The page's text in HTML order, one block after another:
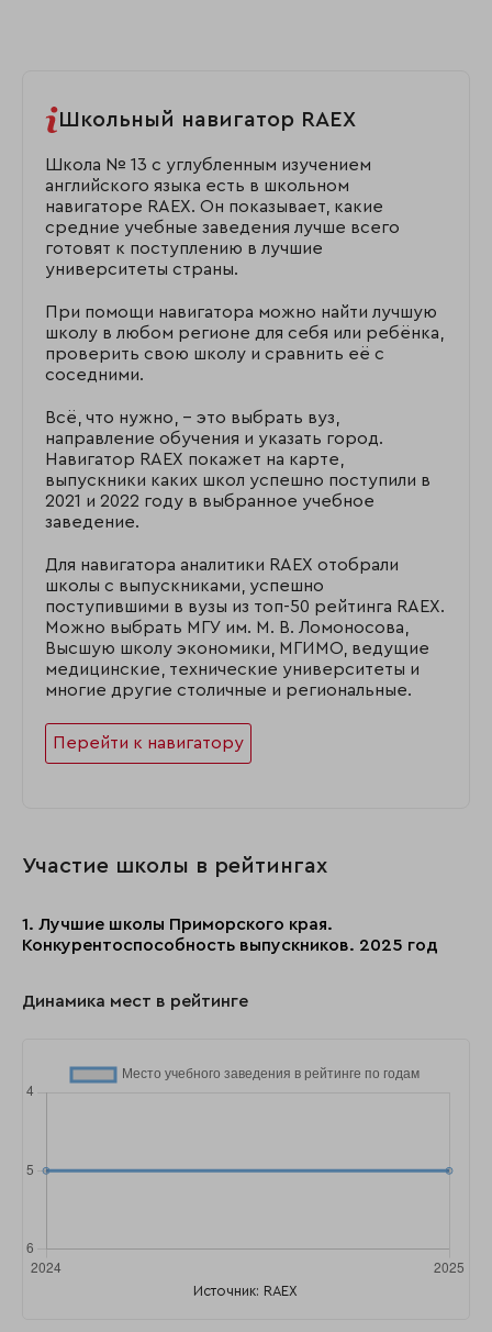
Школьный навигатор RAEX
Школа № 13 с углубленным изучением
английского языка есть в школьном
навигаторе RAEX. Он показывает, какие
средние учебные заведения лучше всего
готовят к поступлению в лучшие
университеты страны.
При помощи навигатора можно найти лучшую
школу в любом регионе для себя или ребёнка,
проверить свою школу и сравнить её с
соседними.
Всё, что нужно, – это выбрать вуз,
направление обучения и указать город.
Навигатор RAEX покажет на карте,
выпускники каких школ успешно поступили в
2021 и 2022 году в выбранное учебное
заведение.
Для навигатора аналитики RAEX отобрали
школы с выпускниками, успешно
поступившими в вузы из топ-50 рейтинга RAEX.
Можно выбрать МГУ им. М. В. Ломоносова,
Высшую школу экономики, МГИМО, ведущие
медицинские, технические университеты и
многие другие столичные и региональные.
Перейти к навигатору
Участие школы в рейтингах
1. Лучшие школы Приморского края.
Конкурентоспособность выпускников. 2025 год
Динамика мест в рейтинге
Источник: RAEX